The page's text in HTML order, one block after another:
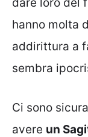
dare loro del
hanno molta
addirittura a
sembra
Ci sono
avere un